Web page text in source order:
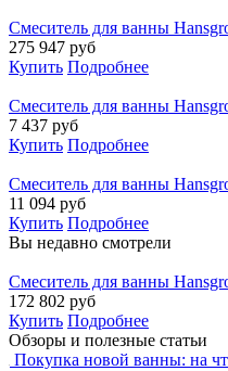
Смеситель для ванны
275 947 руб
Купить Подробнее
Смеситель для ванны
7 437 руб
Купить Подробнее
Смеситель для ванны
11 094 руб
Купить Подробнее
Вы недавно смотрели
Смеситель для ванны
172 802 руб
Купить Подробнее
Обзоры и полезные статьи
Покупка новой ванны: на